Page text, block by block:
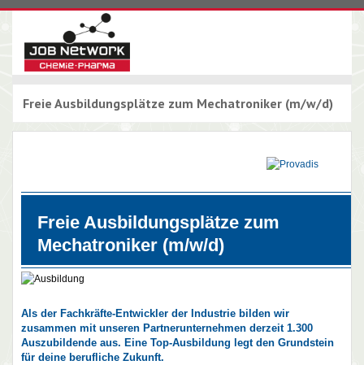
Freie Ausbildungsplätze zum Mechatroniker (m/w/d)
Freie Ausbildungsplätze zum
Mechatroniker (m/w/d)
Als der Fachkräfte-Entwickler der Industrie bilden wir
zusammen mit unseren Partnerunternehmen derzeit 1.300
Auszubildende aus. Eine Top-Ausbildung legt den Grundstein
für deine berufliche Zukunft.